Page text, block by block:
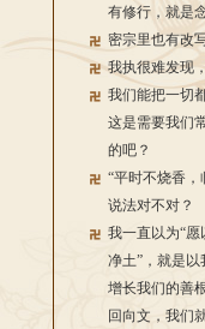
有修行，就是
密宗里也有改
我执很难发现
我们能把一切
这是需要我们
的吧？
“平时不烧香，
说法对不对？
我一直以为“
净土”，就是
增长我们的善
回向文，我们